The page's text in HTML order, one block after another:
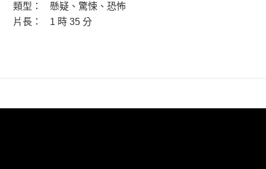
類型：
懸疑、驚悚、恐怖
片長：
1 時 35 分